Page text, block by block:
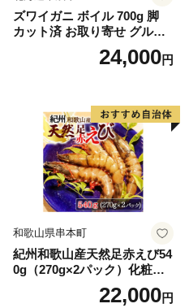
ズワイガニ ボイル 700g 脚
カット済 お取り寄せ グルメ
【北海道】【札幌バルナバフ
24,000円
和歌山県串本町
紀州和歌山産天然足赤えび54
0g（270g×2パック）化粧箱
入 ※2026年12月上旬〜2027
年2月上旬頃順次発送予定
22,000円